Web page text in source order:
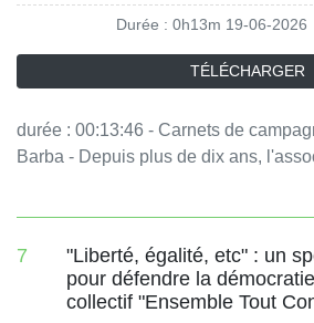
Durée : 0h13m 19-06-2026
TÉLÉCHARGER
durée : 00:13:46 - Carnets de campagne - par : Dorothée
Barba - Depuis plus de dix ans,
cancer. - équipe : Sophie Hoffmann, Louise Tempéreau
Vous aimez ce podcast ? Pour
7
"Liberté, égalité, etc" : un
pour défendre la
collectif "Ensemble Tout